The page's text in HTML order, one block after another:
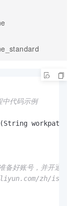
代码示例
(String workpath)
好账号，并开通相
zh/isi/